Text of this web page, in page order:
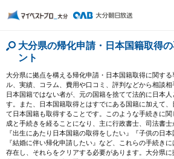
大分県の帰化申請・日本国籍取得
ント
大分県に拠点を構える帰化申請・日本国籍取得に関す
ル、実績、コラム、費用や口コミ、評判などから相談
日本国籍ではない者が、元の国籍を捨てて法的に日本
す。また、日本国籍取得とはすでにある国籍に加えて
て日本国籍も取得することです。このような手続きに
成と手続きを経ることになり、主に行政書士、司法書士
『出生にあたり日本国籍の取得をしたい』『子供の日本
『結婚に伴い帰化申請したい』など、これらの手続き
存在し、それらをクリアする必要があります。大分県